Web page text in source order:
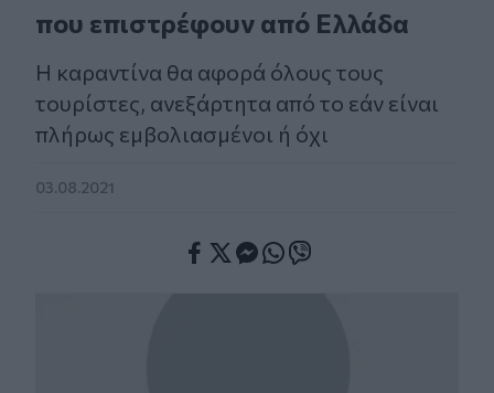
που επιστρέφουν από Ελλάδα
Η καραντίνα θα αφορά όλους τους
τουρίστες, ανεξάρτητα από το εάν είναι
πλήρως εμβολιασμένοι ή όχι
03.08.2021